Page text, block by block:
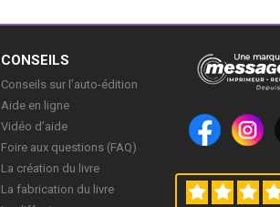
CONSEILS
Conseils sur l’auto-édition
Aide en ligne
Vidéo d’aide
Foire aux questions (FAQ)
La création du livre
La fabrication du livre